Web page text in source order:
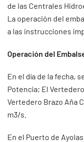
de las Centrales
La operación del
a las instrucciones
Operación del
En el día de la fecha,
Potencia; El
Vertedero Brazo Aña
m3/s.
En el Puerto de